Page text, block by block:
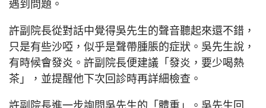
遇到問題。
許副院長從對話中覺得吳先生的聲音聽起來還不錯，
只是有些沙啞，似乎是聲帶腫脹的症狀。吳先生說，
有時候會發炎。許副院長便建議「發炎，要少喝熱
茶」，並提醒他下次回診時再詳細檢查。
許副院長進一步詢問吳先生的「體重」。吳先生回